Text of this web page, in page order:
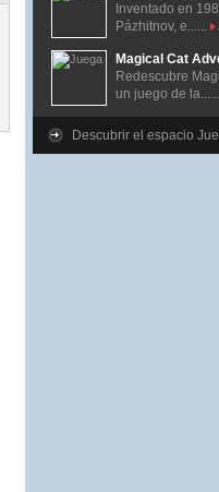
Inventado en
Pázhitnov, e......
Magical Cat
Redescubre
un juego de la......
Descubrir el espacio